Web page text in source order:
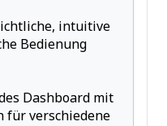
intuitive
Bedienung
Dashboard mit
für verschiedene